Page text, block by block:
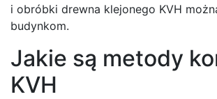
i obróbki drewna klejonego KVH
budynkom.
Jakie są metody
KVH